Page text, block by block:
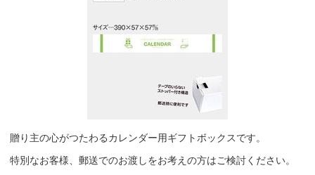
シンプルで値段もリーズナブルだったため。 小売業
他社品より価格的に満足で、リピート注文機能もあり便利。
他社品より価格的に満足で、リピート注文機能もあり便利。
情報サービス業
贈り主の心がつたわるカレンダー用ギフトボックスです。
特別なお客様、郵送でのお渡しをお考えの方はご検討ください。